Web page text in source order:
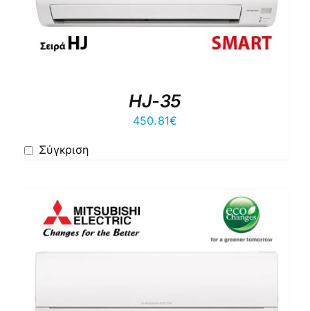
HJ-35
450.81€
Σύγκριση